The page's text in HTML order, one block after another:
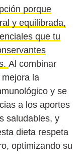
porque
y equilibrada,
que tu
Al combinar
la
y se
a los aportes
saludables, y
dieta respeta
optimizando su